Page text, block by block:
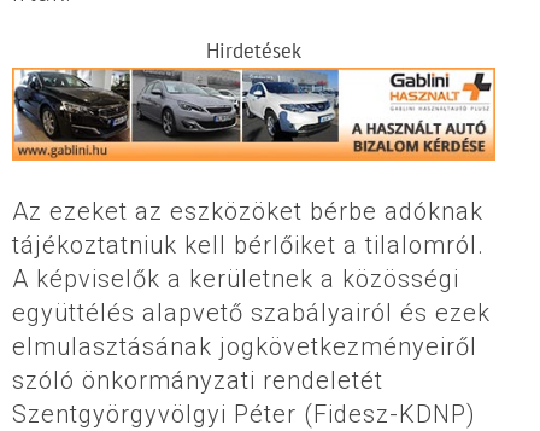
Hirdetések
Az ezeket az eszközöket bérbe adóknak
tájékoztatniuk kell bérlőiket a tilalomról.
A képviselők a kerületnek a közösségi
együttélés alapvető szabályairól és ezek
elmulasztásának jogkövetkezményeiről
szóló önkormányzati rendeletét
Szentgyörgyvölgyi Péter (Fidesz-KDNP)